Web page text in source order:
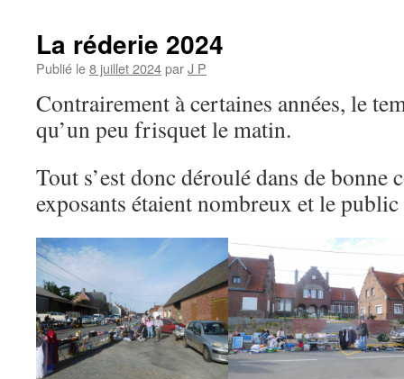
La réderie 2024
Publié le8 juillet 2024parJ P
Contrairement à certaines années, le
qu’un peu frisquet le matin.
Tout s’est donc déroulé dans de bonne
exposants étaient nombreux et le